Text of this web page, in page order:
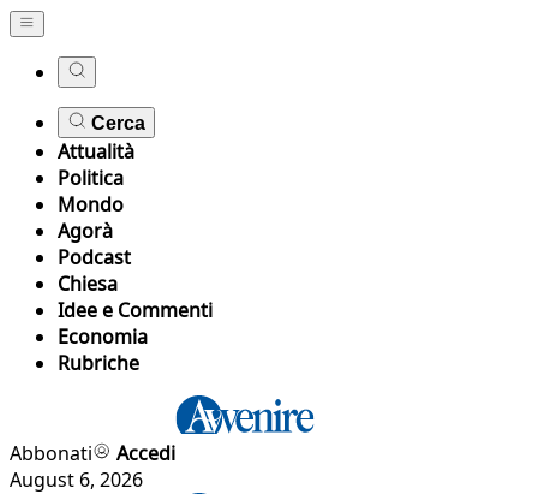
Cerca
Attualità
Politica
Mondo
Agorà
Podcast
Chiesa
Idee e Commenti
Economia
Rubriche
Abbonati
Accedi
August 6, 2026